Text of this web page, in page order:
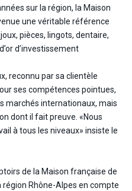
sur la région, la Maison
une véritable référence
pièces, lingots, dentaire,
d’investissement
reconnu par sa clientèle
ses compétences pointues,
marchés internationaux, mais
dont il fait preuve. «Nous
à tous les niveaux» insiste le
de la Maison française de
région Rhône-Alpes en compte